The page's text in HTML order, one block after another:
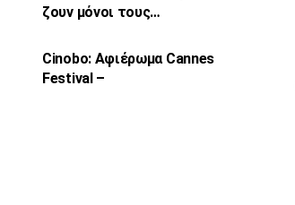
ζουν μόνοι τους…
Cinobo: Αφιέρωμα Cannes
Festival –